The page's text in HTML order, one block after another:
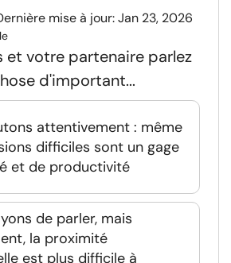
mise à jour: Jan 23, 2026
et votre partenaire parlez
d'important...
attentivement : même
difficiles sont un gage
et de productivité
de parler, mais
la proximité
est plus difficile à